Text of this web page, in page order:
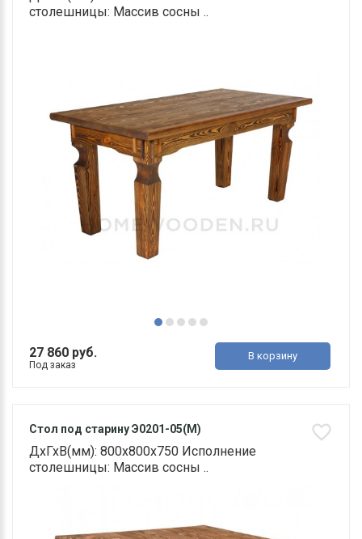
столешницы: Массив сосны ..
27 860 руб.
Под заказ
В корзину
Стол под старину Э0201-05(М)
ДхГхВ(мм): 800х800х750 Исполнение
столешницы: Массив сосны ..